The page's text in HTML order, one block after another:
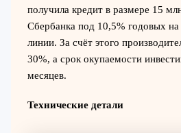
получила кредит в размере 15
Сбербанка под 10,5% годовых
линии. За счёт этого
30%, а срок окупаемости
месяцев.
Технические детали